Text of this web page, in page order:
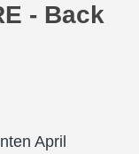
- Back
April